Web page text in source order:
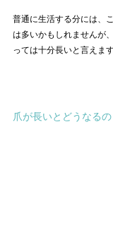
普通に生活する分には、
は多いかもしれませんが
っては十分長いと言えます
爪が長いとどうなるの